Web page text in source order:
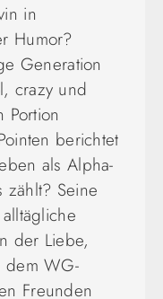
in
Humor?
Generation
crazy und
Portion
berichtet
als Alpha-
zählt? Seine
der Liebe,
dem WG-
Freunden